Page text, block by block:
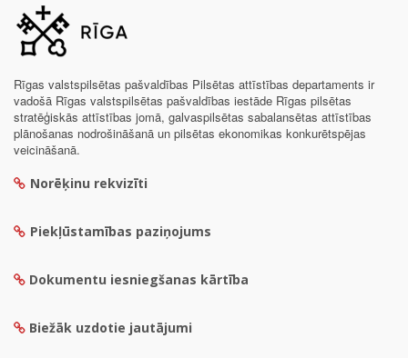
Rīgas valstspilsētas pašvaldības Pilsētas attīstības departaments ir
vadošā Rīgas valstspilsētas pašvaldības iestāde Rīgas pilsētas
stratēģiskās attīstības jomā, galvaspilsētas sabalansētas attīstības
plānošanas nodrošināšanā un pilsētas ekonomikas konkurētspējas
veicināšanā.
Norēķinu rekvizīti
Piekļūstamības paziņojums
Dokumentu iesniegšanas kārtība
Biežāk uzdotie jautājumi